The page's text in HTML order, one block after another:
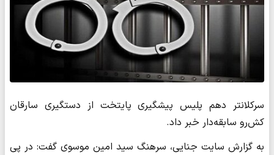
سرکلانتر دهم پلیس پیشگیری پایتخت از دستگیری سارقان
کش‌رو سابقه‌دار خبر داد.
به گزارش سایت جنایی، سرهنگ سید امین موسوی گفت: در پی